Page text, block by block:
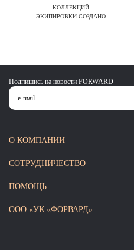
КОЛЛЕКЦИЙ
ЭКИПИРОВКИ СОЗДАНО
Подпишись на новости FORWARD
О КОМПАНИИ
СОТРУДНИЧЕСТВО
ПОМОЩЬ
ООО «УК «ФОРВАРД»